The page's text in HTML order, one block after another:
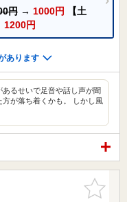
円 → 1000円
【土
1200円
あります
るせいで足音や話し声が聞
が落ち着くかも。 しかし風
お気に入
りに追加